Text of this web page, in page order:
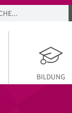
BILDUNG